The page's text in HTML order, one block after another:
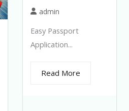
admin
Easy Passport
Application...
Read More